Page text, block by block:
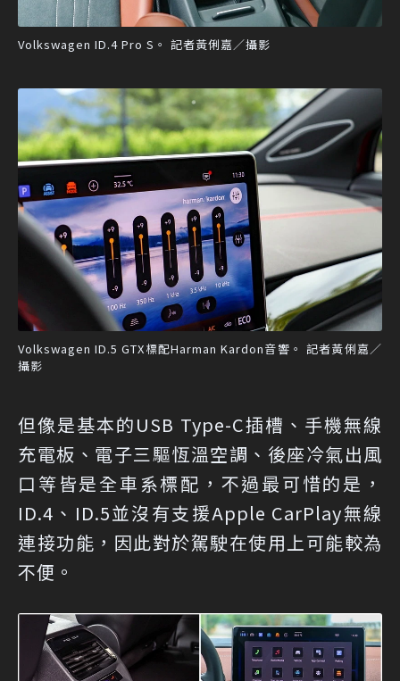
Volkswagen ID.4 Pro S。 記者黃俐嘉／攝影
Volkswagen ID.5 GTX標配Harman Kardon音響。 記者黃俐嘉／
攝影
但像是基本的USB Type-C插槽、手機無線
充電板、電子三驅恆溫空調、後座冷氣出風
口等皆是全車系標配，不過最可惜的是，
ID.4、ID.5並沒有支援Apple CarPlay無線
連接功能，因此對於駕駛在使用上可能較為
不便。